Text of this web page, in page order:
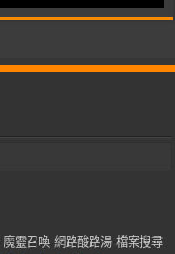
魔靈召喚 網路酸路湯 檔案搜尋